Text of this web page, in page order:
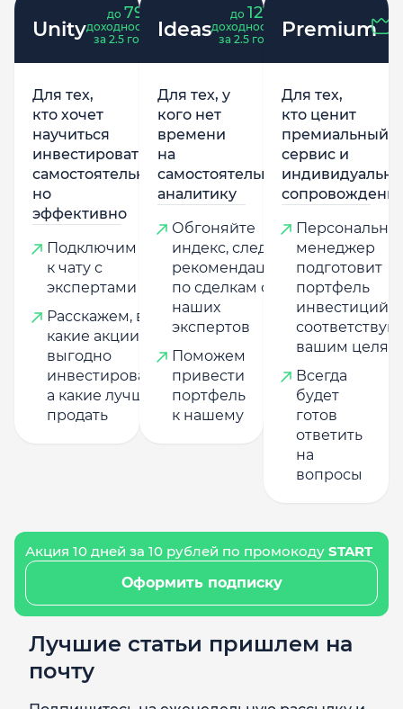
Unity
до 79
доходность
за 2.5 года
Для тех,
кто хочет
научиться
инвестировать
самостоятельно,
но
эффективно
Подключим
к чату с
экспертами
Расскажем, в
какие акции
выгодно
инвестировать,
а какие лучше
продать
Ideas
до 121
доходность
за 2.5 года
Для тех, у
кого нет
времени
на
самостоятельную
аналитику
Обгоняйте
индекс, следуя
рекомендациям
по сделкам от
наших
экспертов
Поможем
привести
портфель
к нашему
Premium
Для тех,
кто ценит
премиальный
сервис и
менеджер
подготовит
портфель
инвестиций,
вашим целям
Всегда
будет
готов
ответить
на
вопросы
Акция 10 дней за 10 рублей по промокоду START
Оформить подписку
Лучшие статьи пришлем на
почту